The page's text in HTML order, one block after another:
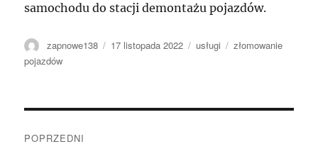
samochodu do stacji demontażu pojazdów.
Autor
zapnowe138
Data
17 listopada 2022 Kategorie
usługi Tagi
złomowanie
pojazdów
POPRZEDNI